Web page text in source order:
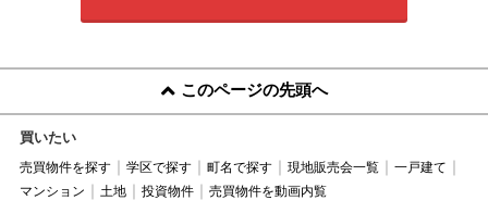
このページの先頭へ
買いたい
売買物件を探す 学区で探す 町名で探す 現地販売会一覧
一戸建て
マンション
土地 投資物件 売買物件を動画内覧